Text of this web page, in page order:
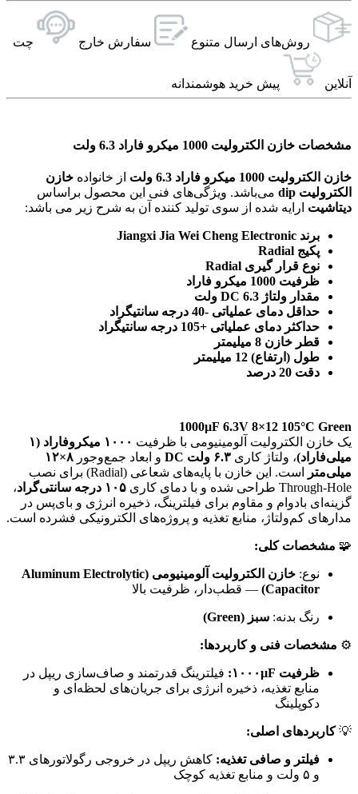
روش‌های ارسال‌ متنوع سفارش خارج چت
آنلاین پیش خرید هوشمندانه
مشخصات خازن الکترولیت 1000 میکرو فاراد 6.3 ولت
خازن الکترولیت 1000 میکرو فاراد 6.3 ولت از خانواده خازن
الکترولیت dip
دیتاشیت ارایه شده از سوی تولید کننده آن به شرح زیر می باشد:
برند Jiangxi Jia Wei Cheng Electronic
پکیج Radial
نوع قرار گیری Radial
ظرفیت 1000 میکرو فاراد
مقدار ولتاژ DC 6.3 ولت
حداقل دمای عملیاتی -40 درجه سانتیگراد
حداکثر دمای عملیاتی +105 درجه سانتیگراد
قطر خازن 8 میلیمتر
طول (ارتفاع) 12 میلیمتر
دقت 20 درصد
1000µF 6.3V 8×12 105°C Green
یک خازن الکترولیت آلومینیومی با ظرفیت
۱۰۰۰ میکروفاراد (۱
میلی‌فاراد)، ولتاژ کاری ۶.۳ ولت DC و ابعاد جمع‌وجور
۸×۱۲
میلی‌متر
است. این خازن با پایه‌های شعاعی (Radial) برای نصب
Through-Hole طراحی شده و با دمای کاری
۱۰۵ درجه سانتی‌گراد
،
گزینه‌ای بادوام و مقاوم برای فیلترینگ، ذخیره انرژی و بای‌پس در
مدارهای کم‌ولتاژ، منابع تغذیه و پروژه‌های الکترونیکی فشرده است.
🧩 مشخصات کلی:
نوع:
خازن الکترولیت آلومینیومی (Aluminum Electrolytic
Capacitor) — قطب‌دار، ظرفیت بالا
رنگ بدنه: سبز (Green)
⚙️ مشخصات فنی و کاربردها:
ظرفیت ۱۰۰۰µF:
فیلترینگ قدرتمند و صاف‌سازی ریپل در
منابع تغذیه، ذخیره انرژی برای جریان‌های لحظه‌ای و
دکوپلینگ
💡 کاربردهای اصلی:
فیلتر و صافی تغذیه:
کاهش ریپل در خروجی رگولاتورهای ۳.۳
و ۵ ولت و منابع تغذیه کوچک